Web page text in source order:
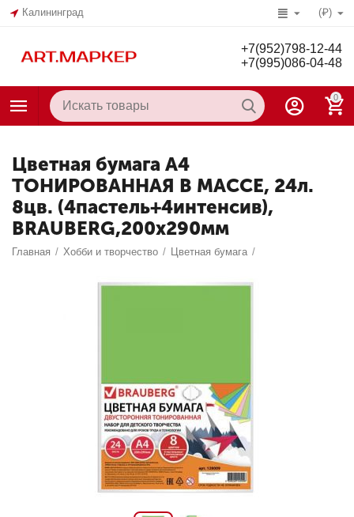
Калининград (₽)
+7(952)798-12-44
+7(995)086-04-48
0
Цветная бумага А4
ТОНИРОВАННАЯ В МАССЕ, 24л.
8цв. (4пастель+4интенсив),
BRAUBERG,200х290мм
Главная / Хобби и творчество / Цветная бумага /